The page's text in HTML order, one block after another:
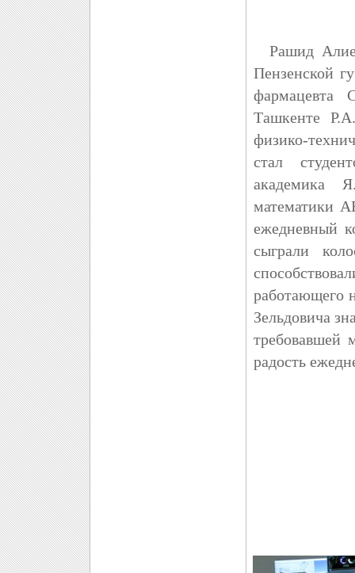
Рашид
Пензенской
фармацевта
Ташкенте
физико-
стал
академика
математики
ежедневный
сыграли
работающего
Зельдовича
требовавшей
радость